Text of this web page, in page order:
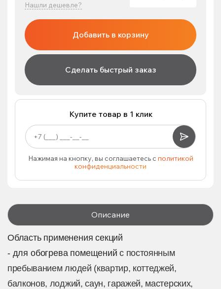
Нашли дешевле?
Добавить в корзину
Сделать быстрый заказ
Купите товар в 1 клик
Нажимая на кнопку, вы соглашаетесь с политикой
конфиденциальности
Описание
Область применения секций
- для обогрева помещений с постоянным
пребыванием людей (квартир, коттеджей,
балконов, лоджий, саун, гаражей, мастерских,